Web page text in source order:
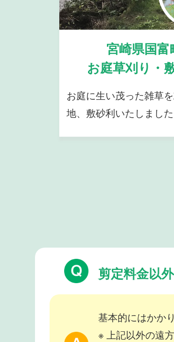
宮崎県国富
お庭草刈り・
お庭に生い茂った雑草
地、敷砂利いたしました
剪定料金以
基本的にはかか
※ 上記以外の遠